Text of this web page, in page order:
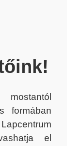
mostantól
formában
el